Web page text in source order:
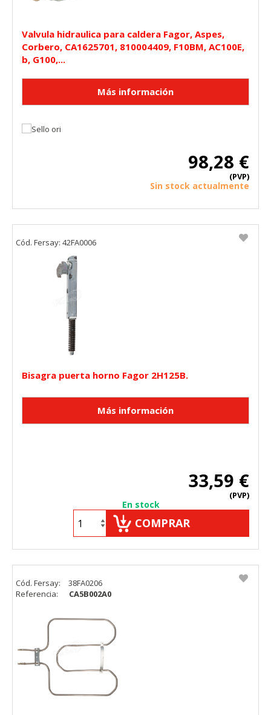
Valvula hidraulica para caldera Fagor, Aspes,
Corbero, CA1625701, 810004409, F10BM, AC100E,
b, G100,...
98,28 €
(PVP)
Sin stock actualmente
Bisagra puerta horno Fagor 2H125B.
33,59 €
(PVP)
En stock
COMPRAR
Cód. Fersay: 42FA0006
Cód. Fersay:
38FA0206
Referencia:
CA5B002A0